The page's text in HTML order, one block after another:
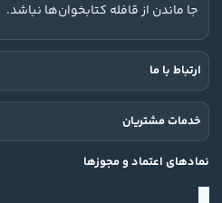
جا ماندن از قافله کتابخوان‌ها نباشد.
ارتباط با ما
خدمات مشتریان
نمادهای اعتماد و مجوزها